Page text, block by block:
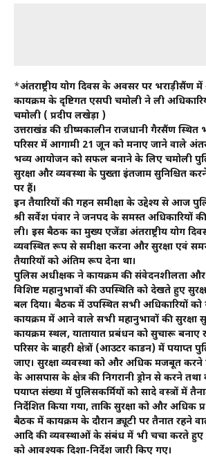
*अंतर्राष्ट्रीय योग दिवस के अवसर पर भराड़ीसैंण
कार्यक्रम के दृष्टिगत एसपी चमोली ने ली
चमोली ( प्रदीप लखेड़ा )
उत्तराखंड की ग्रीष्मकालीन राजधानी गैरसैंण
परिसर में आगामी 21 जून को मनाए जाने वाले
भव्य आयोजन को सफल बनाने के लिए चमोली
सुरक्षा और व्यवस्था के पुख्ता इंतजाम सुनिश्चित
पर हैं।
इन तैयारियों की गहन समीक्षा के उद्देश्य से आज
श्री सर्वेश पंवार ने जनपद के समस्त अधिकारियों
ली। इस बैठक का मुख्य एजेंडा अंतर्राष्ट्रीय योग
व्यवस्थित रूप से समीक्षा करना और सुरक्षा एवं
तैयारियों को अंतिम रूप देना था।
पुलिस अधीक्षक ने कार्यक्रम की संवेदनशीलता
विशिष्ट महानुभावों की उपस्थिति को देखते हुए
बल दिया। बैठक में उपस्थित सभी अधिकारियों को
कार्यक्रम में आने वाले सभी महानुभावों की सुरक्षा
कार्यक्रम स्थल, यातायात प्रबंधन को सुचारू
परिसर के बाहरी क्षेत्रों (आउटर कार्डन) में पर्याप्त
जाए। सुरक्षा व्यवस्था को और अधिक मजबूत करने
के आसपास के क्षेत्र की निगरानी ड्रोन से करने
पर्याप्त संख्या में पुलिसकर्मियों को सादे वस्त्रों में
निर्देशित किया गया, ताकि सुरक्षा को और अधिक
बैठक में कार्यक्रम के दौरान ड्यूटी पर तैनात रहने
आदि की व्यवस्थाओं के संबंध में भी चर्चा करते हुए
को आवश्यक दिशा-निर्देश जारी किए गए।